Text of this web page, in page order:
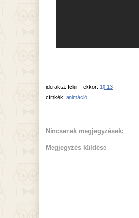
iderakta: feki ekkor: 10:13
címkék: animáció
Nincsenek megjegyzések:
Megjegyzés küldése